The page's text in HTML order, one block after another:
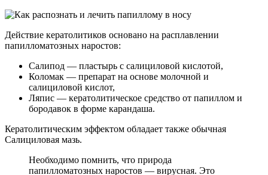
Действие кератолитиков основано на расплавлении
папилломатозных наростов:
Салипод — пластырь с салициловой кислотой,
Коломак — препарат на основе молочной и
салициловой кислот,
Ляпис — кератолитическое средство от папиллом и
бородавок в форме карандаша.
Кератолитическим эффектом обладает также обычная
Салициловая мазь.
Необходимо помнить, что природа
папилломатозных наростов — вирусная. Это